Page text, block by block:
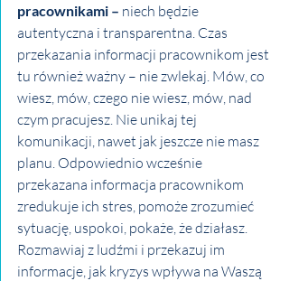
pracownikami – niech będzie
autentyczna i transparentna. Czas
przekazania informacji pracownikom jest
tu również ważny – nie zwlekaj. Mów, co
wiesz, mów, czego nie wiesz, mów, nad
czym pracujesz. Nie unikaj tej
komunikacji, nawet jak jeszcze nie masz
planu. Odpowiednio wcześnie
przekazana informacja pracownikom
zredukuje ich stres, pomoże zrozumieć
sytuację, uspokoi, pokaże, że działasz.
Rozmawiaj z ludźmi i przekazuj im
informacje, jak kryzys wpływa na Waszą